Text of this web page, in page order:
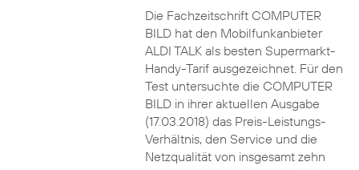
Die Fachzeitschrift COMPUTER
BILD hat den Mobilfunkanbieter
ALDI TALK als besten Supermarkt-
Handy-Tarif ausgezeichnet. Für den
Test untersuchte die COMPUTER
BILD in ihrer aktuellen Ausgabe
(17.03.2018) das Preis-Leistungs-
Verhältnis, den Service und die
Netzqualität von insgesamt zehn